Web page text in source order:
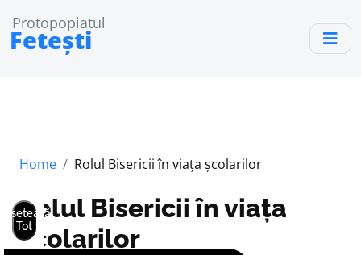
Protopopiatul
Fetești
Home Rolul Bisericii în viața școlarilor
Rolul Bisericii în viața
școlarilor
Tot